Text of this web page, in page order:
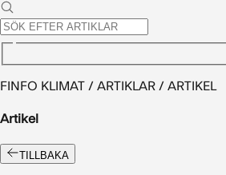
FINFO KLIMAT / ARTIKLAR / ARTIKEL
Artikel
TILLBAKA